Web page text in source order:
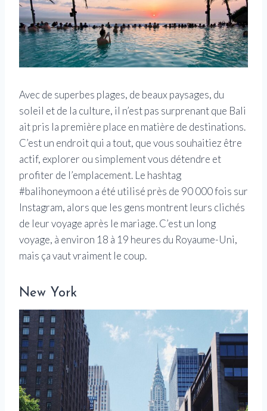
Avec de superbes plages, de beaux paysages, du
soleil et de la culture, il n’est pas surprenant que Bali
ait pris la première place en matière de destinations.
C’est un endroit qui a tout, que vous souhaitiez être
actif, explorer ou simplement vous détendre et
profiter de l’emplacement. Le hashtag
#balihoneymoon a été utilisé près de 90 000 fois sur
Instagram, alors que les gens montrent leurs clichés
de leur voyage après le mariage. C’est un long
voyage, à environ 18 à 19 heures du Royaume-Uni,
mais ça vaut vraiment le coup.
New York